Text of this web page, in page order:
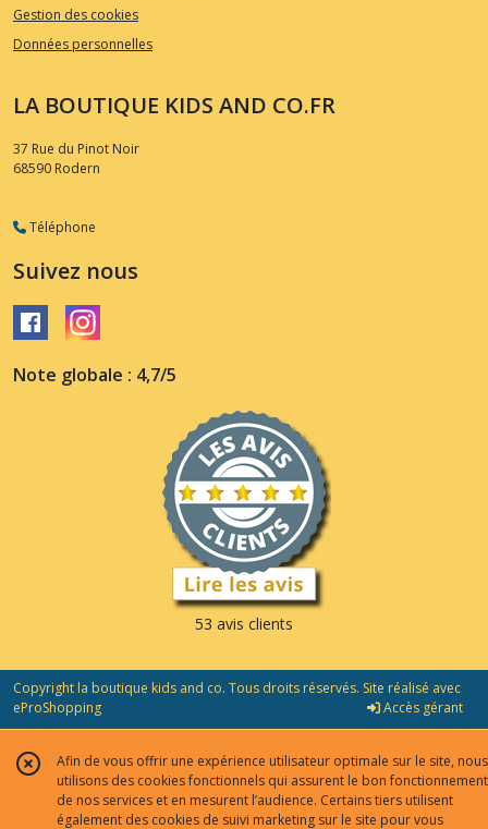
Gestion des cookies
Données personnelles
LA BOUTIQUE KIDS AND CO.FR
37 Rue du Pinot Noir
68590 Rodern
Téléphone
Suivez nous
Note globale : 4,7/5
53 avis clients
Copyright la boutique kids and co. Tous droits réservés. Site réalisé avec
eProShopping
Accès gérant
Afin de vous offrir une expérience utilisateur optimale sur le site, nous
utilisons des cookies fonctionnels qui assurent le bon fonctionnement
de nos services et en mesurent l’audience. Certains tiers utilisent
également des cookies de suivi marketing sur le site pour vous